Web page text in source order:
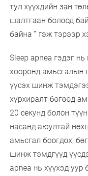
тул хүүхдийн зан
шалтгаан болоод
байна ” гэж тэрээр
Sleep apnea гэдэг
хооронд амьсгалын
үүсэх шинж
хурхиралт бөгөөд
20 секунд болон
насанд аюултай
амьсгал боогдох,
шинж тэмдгүүд
apnea нь хүүхэд уур